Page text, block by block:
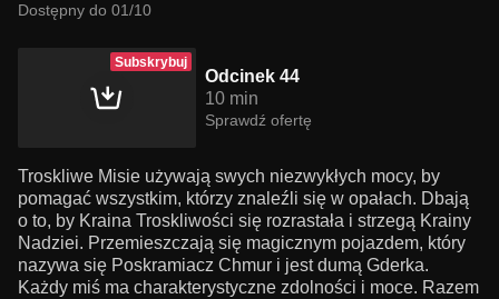
Dostępny do 01/10
Subskrybuj
Odcinek 44
10 min
Sprawdź ofertę
Troskliwe Misie używają swych niezwykłych mocy, by
pomagać wszystkim, którzy znaleźli się w opałach. Dbają
o to, by Kraina Troskliwości się rozrastała i strzegą Krainy
Nadziei. Przemieszczają się magicznym pojazdem, który
nazywa się Poskramiacz Chmur i jest dumą Gderka.
Każdy miś ma charakterystyczne zdolności i moce. Razem